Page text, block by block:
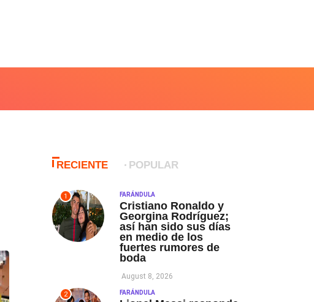
RECIENTE POPULAR
1 FARÁNDULA
Cristiano Ronaldo y
Georgina Rodríguez;
así han sido sus días
en medio de los
fuertes rumores de
boda
August 8, 2026
2 FARÁNDULA